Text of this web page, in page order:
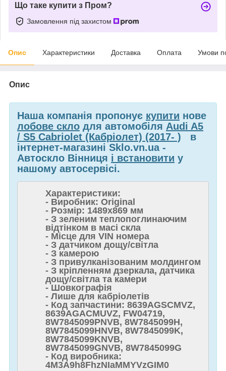
Що таке купити з Пром?
Замовлення під захистом
Опис Характеристики Доставка Оплата Умови
Опис
Наша компанія пропонує купити нове
лобове скло для автомобіля Audi A5
/ S5 Cabriolet (Кабріолет) (2017- ) в
інтернет-магазині Sklo.vn.ua -
Автоскло Вінниця і встановити у
нашому автосервісі.
Характеристики:
- Виробник: Original
- Розмір: 1489x869 мм
- З зеленим теплопоглинаючим
відтінком в масі скла
- Місце для VIN номера
- З датчиком дощу/світла
- З камерою
- З привулканізованим молдингом
- З кріпленням дзеркала, датчика
дощу/світла та камери
- Шовкографія
- Лише для кабріолетів
- Код запчастини: 8639AGSCMVZ,
8639AGACMUVZ, FW04719,
8W7845099PNVB, 8W7845099H,
8W7845099HNVB, 8W7845099K,
8W7845099KNVB,
8W7845099GNVB, 8W7845099G
- Код виробника:
4M3A9h8FhzNIaMMYVzGIM0